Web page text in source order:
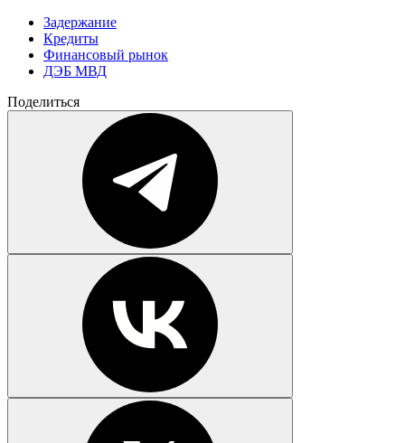
Задержание
Кредиты
Финансовый рынок
ДЭБ МВД
Поделиться